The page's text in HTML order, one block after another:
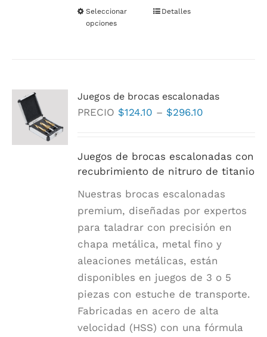
Seleccionar
opciones
Este
Las
opciones
elegir
la
página
de
producto
Detalles
Juegos de brocas escalonadas
PRECIO $124.10 – $296.10
$124.10
a
$296.10
Juegos de brocas escalonadas con
recubrimiento de nitruro de titanio
Nuestras brocas escalonadas
premium, diseñadas por expertos
para taladrar con precisión en
chapa metálica, metal fino y
aleaciones metálicas, están
disponibles en juegos de 3 o 5
piezas con estuche de transporte.
Fabricadas en acero de alta
velocidad (HSS) con una fórmula